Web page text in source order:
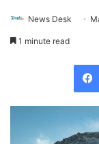
News Desk
1 minute read